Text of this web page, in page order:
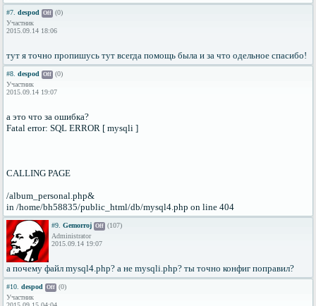
#7. despod Off (0)
Участник
2015.09.14 18:06
тут я точно пропишусь тут всегда помощь была и за что одельное спасибо!
#8. despod Off (0)
Участник
2015.09.14 19:07
а это что за ошибка?
Fatal error: SQL ERROR [ mysqli ]
CALLING PAGE
/album_personal.php&
in /home/bh58835/public_html/db/mysql4.php on line 404
#9. Gemorroj Off (107)
Administrator
2015.09.14 19:07
а почему файл mysql4.php? а не mysqli.php? ты точно конфиг поправил?
#10. despod Off (0)
Участник